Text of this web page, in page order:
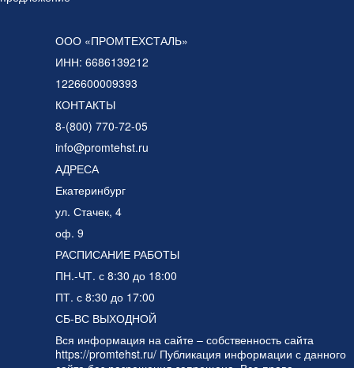
ООО «ПРОМТЕХСТАЛЬ»
ИНН: 6686139212
1226600009393
КОНТАКТЫ
8-(800) 770-72-05
info@promtehst.ru
АДРЕСА
Екатеринбург
ул. Стачек, 4
оф. 9
РАСПИСАНИЕ РАБОТЫ
ПН.-ЧТ. с 8:30 до 18:00
ПТ. с 8:30 до 17:00
СБ-ВС ВЫХОДНОЙ
Вся информация на сайте – собственность сайта
https://promtehst.ru/ Публикация информации с данного